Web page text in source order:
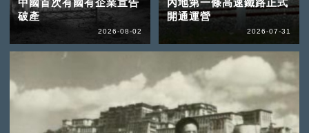
破產
2026-08-02
開通運營
2026-07-31